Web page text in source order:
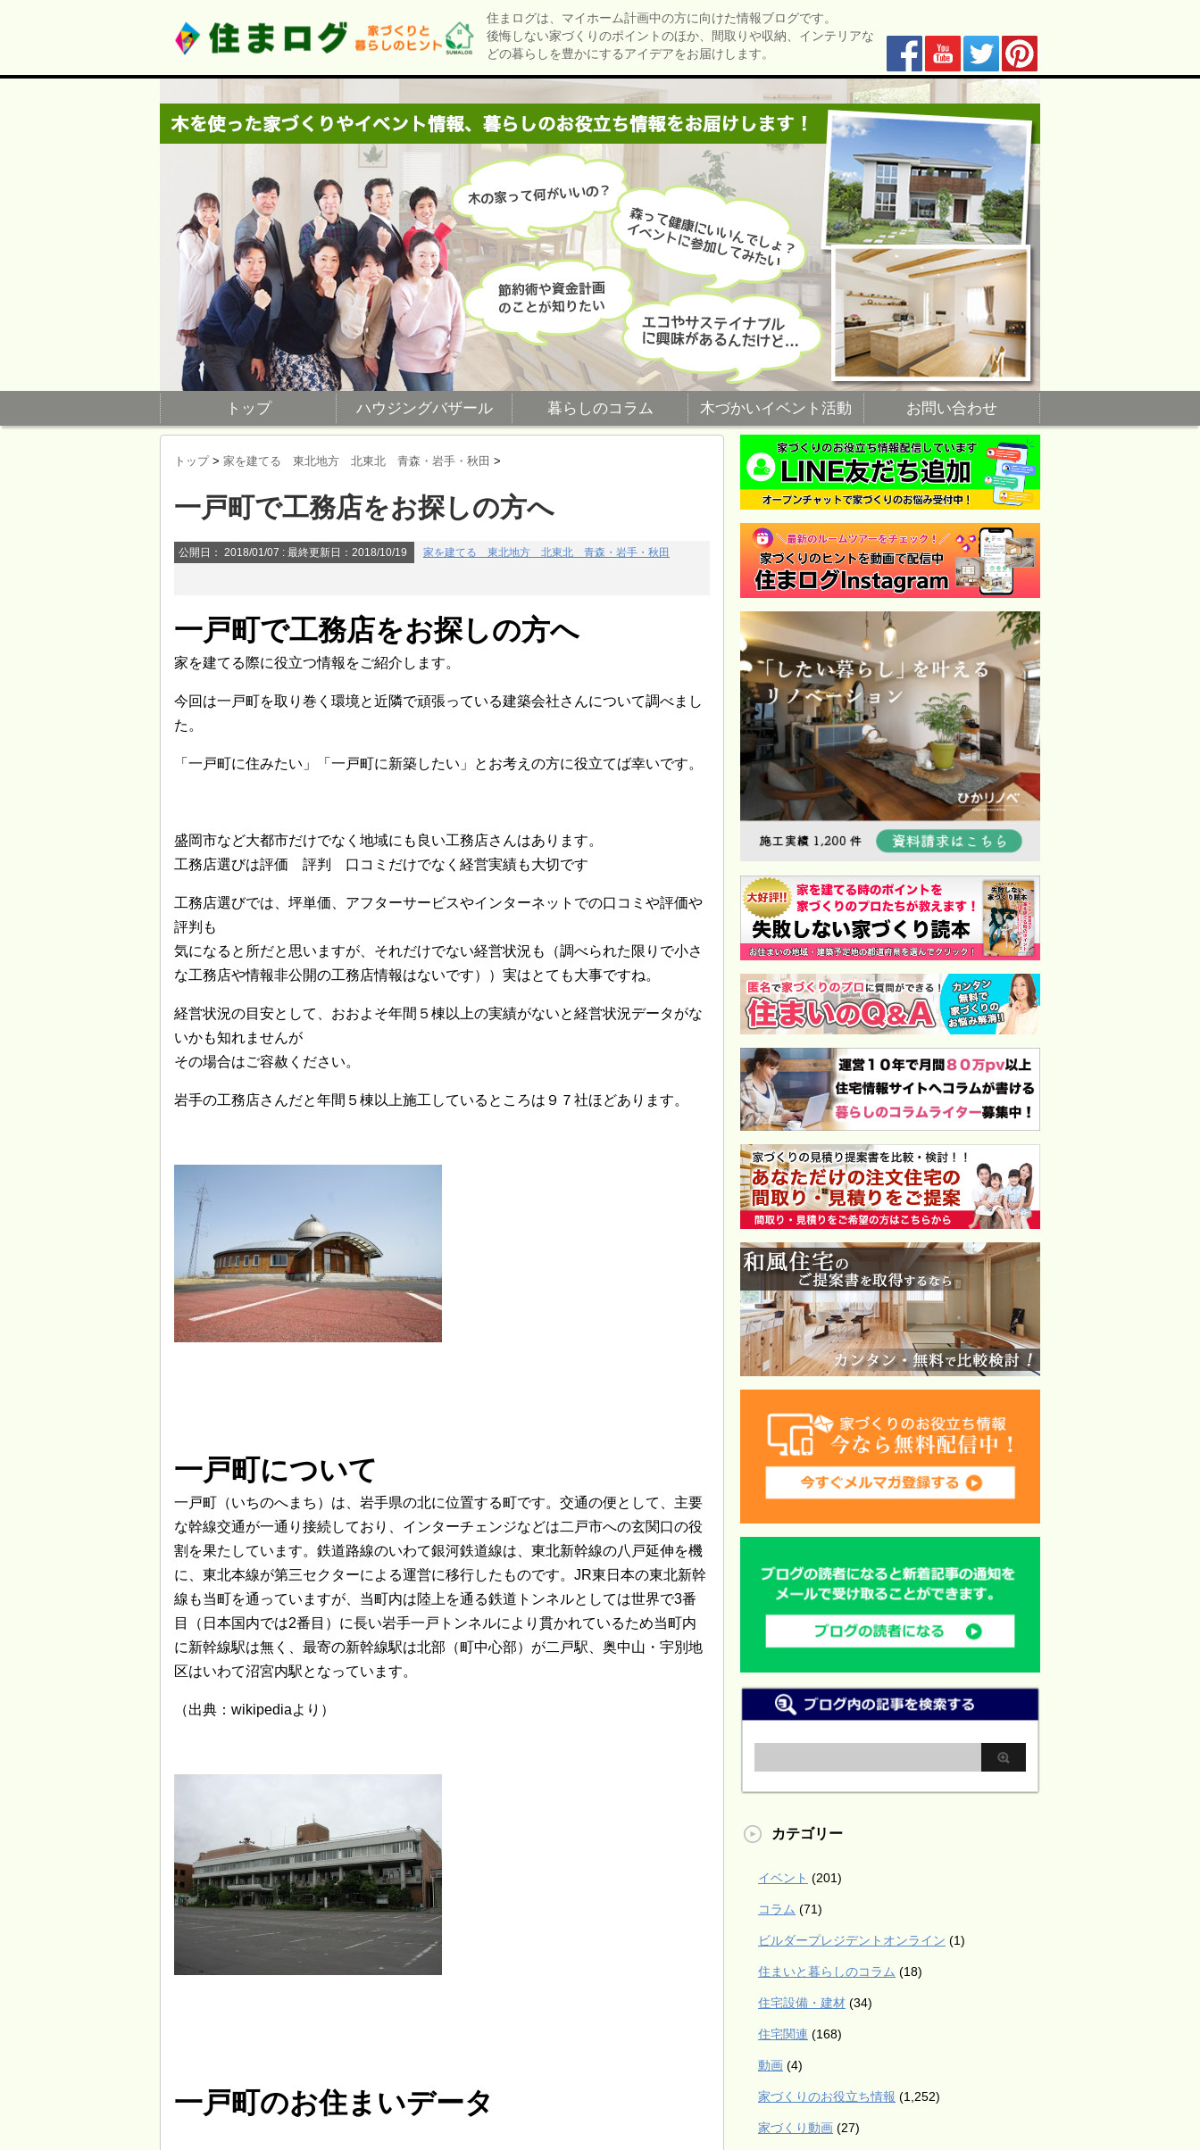
住まログは、マイホーム計画中の方に向けた情報ブログです。
後悔しない家づくりのポイントのほか、間取りや収納、インテリアな
どの暮らしを豊かにするアイデアをお届けします。
トップ ハウジングバザール 暮らしのコラム 木づかいイベント活動 お問い合わせ
トップ > 家を建てる 東北地方 北東北 青森・岩手・秋田 >
一戸町で工務店をお探しの方へ
公開日： 2018/01/07 : 最終更新日：2018/10/19 家を建てる 東北地方 北東北 青森・岩手・秋田
一戸町で工務店をお探しの方へ
家を建てる際に役立つ情報をご紹介します。
今回は一戸町を取り巻く環境と近隣で頑張っている建築会社さんについて調べまし
た。
「一戸町に住みたい」「一戸町に新築したい」とお考えの方に役立てば幸いです。
盛岡市など大都市だけでなく地域にも良い工務店さんはあります。
工務店選びは評価 評判 口コミだけでなく経営実績も大切です
工務店選びでは、坪単価、アフターサービスやインターネットでの口コミや評価や
評判も
気になると所だと思いますが、それだけでない経営状況も（調べられた限りで小さ
な工務店や情報非公開の工務店情報はないです））実はとても大事ですね。
経営状況の目安として、おおよそ年間５棟以上の実績がないと経営状況データがな
いかも知れませんが
その場合はご容赦ください。
岩手の工務店さんだと年間５棟以上施工しているところは９７社ほどあります。
一戸町について
一戸町（いちのへまち）は、岩手県の北に位置する町です。交通の便として、主要
な幹線交通が一通り接続しており、インターチェンジなどは二戸市への玄関口の役
割を果たしています。鉄道路線のいわて銀河鉄道線は、東北新幹線の八戸延伸を機
に、東北本線が第三セクターによる運営に移行したものです。JR東日本の東北新幹
線も当町を通っていますが、当町内は陸上を通る鉄道トンネルとしては世界で3番
目（日本国内では2番目）に長い岩手一戸トンネルにより貫かれているため当町内
に新幹線駅は無く、最寄の新幹線駅は北部（町中心部）が二戸駅、奥中山・宇別地
区はいわて沼宮内駅となっています。
（出典：wikipediaより）
一戸町のお住まいデータ
カテゴリー
イベント (201)
コラム (71)
ビルダープレジデントオンライン (1)
住まいと暮らしのコラム (18)
住宅設備・建材 (34)
住宅関連 (168)
動画 (4)
家づくりのお役立ち情報 (1,252)
家づくり動画 (27)